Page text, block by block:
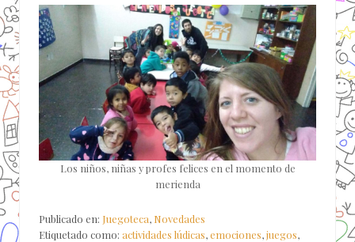
Los niños, niñas y profes felices en el momento de
merienda
Publicado en: Juegoteca, Novedades
Etiquetado como: actividades lúdicas,emociones,juegos,